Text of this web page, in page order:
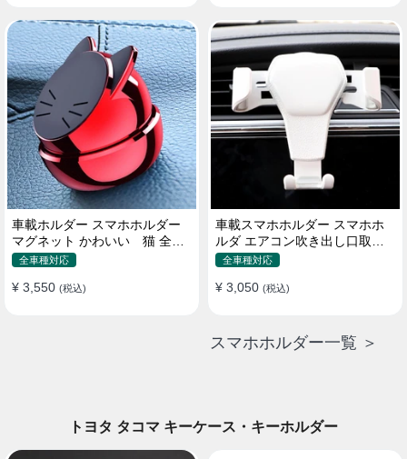
車載ホルダー スマホホルダー
マグネット かわいい 猫 全機
種 片手操作
全車種対応
¥ 3,550 (税込)
車載スマホホルダー スマホホ
ルダ エアコン吹き出し口取り
付け 全機種 可愛い アニメ
全車種対応
¥ 3,050 (税込)
スマホホルダー一覧 ＞
トヨタ タコマ キーケース・キーホルダー